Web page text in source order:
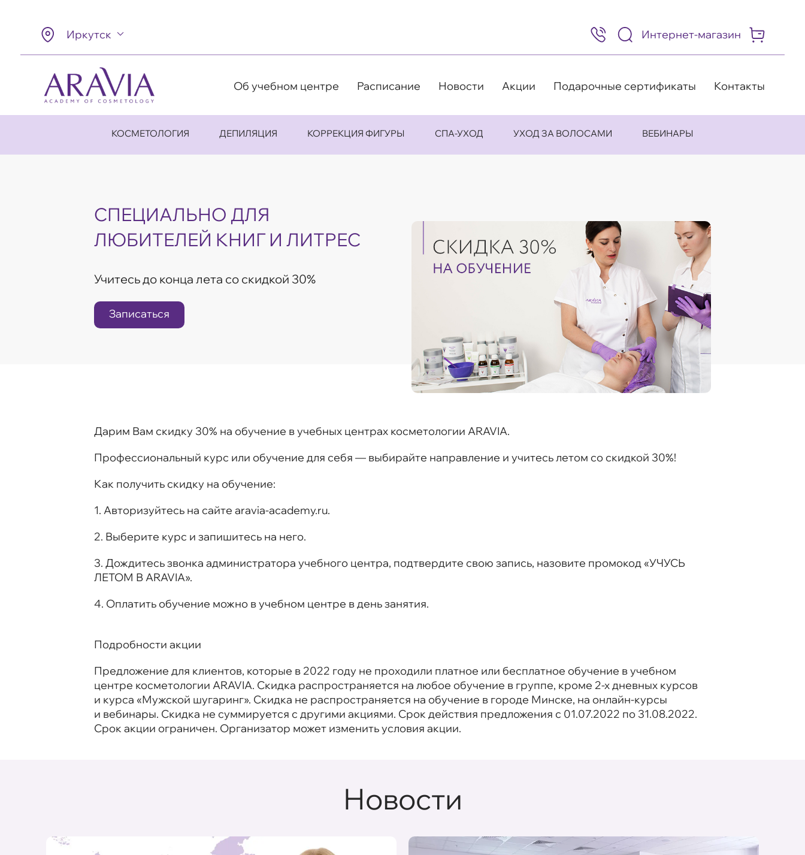
Иркутск
8
(495)
505-
98
Интернет-магазин
Об учебном центре Расписание Новости Акции Подарочные сертификаты Контакты
КОСМЕТОЛОГИЯ ДЕПИЛЯЦИЯ КОРРЕКЦИЯ ФИГУРЫ СПА-УХОД УХОД ЗА ВОЛОСАМИ ВЕБИНАРЫ
СПЕЦИАЛЬНО ДЛЯ
ЛЮБИТЕЛЕЙ КНИГ И ЛИТРЕС
Учитесь до конца лета со скидкой 30%
Записаться
Дарим Вам скидку 30% на обучение в учебных центрах косметологии ARAVIA.
Профессиональный курс или обучение для себя — выбирайте направление и учитесь летом со скидкой 30%!
Как получить скидку на обучение:
1. Авторизуйтесь на сайте aravia-academy.ru.
2. Выберите курс и запишитесь на него.
3. Дождитесь звонка администратора учебного центра, подтвердите свою запись, назовите промокод «УЧУСЬ
ЛЕТОМ В ARAVIA».
4. Оплатить обучение можно в учебном центре в день занятия.
Подробности акции
Предложение для клиентов, которые в 2022 году не проходили платное или бесплатное обучение в учебном
центре косметологии ARAVIA. Скидка распространяется на любое обучение в группе, кроме 2-х дневных курсов
и курса «Мужской шугаринг». Скидка не распространяется на обучение в городе Минске, на онлайн-курсы
и вебинары. Скидка не суммируется с другими акциями. Срок действия предложения с 01.07.2022 по 31.08.2022.
Срок акции ограничен. Организатор может изменить условия акции.
Новости